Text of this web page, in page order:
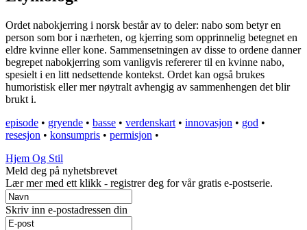
Ordet nabokjerring i norsk består av to deler: nabo som betyr en
person som bor i nærheten, og kjerring som opprinnelig betegnet en
eldre kvinne eller kone. Sammensetningen av disse to ordene danner
begrepet nabokjerring som vanligvis refererer til en kvinne nabo,
spesielt i en litt nedsettende kontekst. Ordet kan også brukes
humoristisk eller mer nøytralt avhengig av sammenhengen det blir
brukt i.
episode • gryende • basse • verdenskart • innovasjon • god •
resesjon • konsumpris • permisjon •
Hjem Og Stil
Meld deg på nyhetsbrevet
Lær mer med ett klikk - registrer deg for vår gratis e-postserie.
Skriv inn e-postadressen din